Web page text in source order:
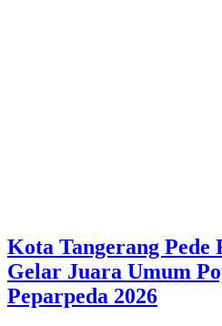
Kota Tangerang Pede
Gelar Juara Umum
Peparpeda 2026